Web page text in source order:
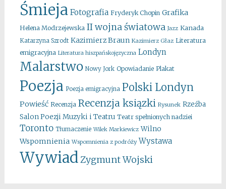
Śmieja Fotografia Fryderyk Chopin Grafika
Helena Modrzejewska II wojna światowa Jazz Kanada
Katarzyna Szrodt Kazimierz Braun Kazimierz Głaz Literatura
emigracyjna Literatura hiszpańskojęzyczna Londyn
Malarstwo Nowy Jork Opowiadanie Plakat
Poezja Poezja emigracyjna Polski Londyn
Powieść Recenzja Recenzja ksiązki Rysunek Rzeźba
Salon Poezji Muzyki i Teatru Teatr spełnionych nadziei
Toronto Tłumaczenie Wilek Markiewicz Wilno
Wspomnienia Wspomnienia z podróży Wystawa
WywiadZygmunt Wojski